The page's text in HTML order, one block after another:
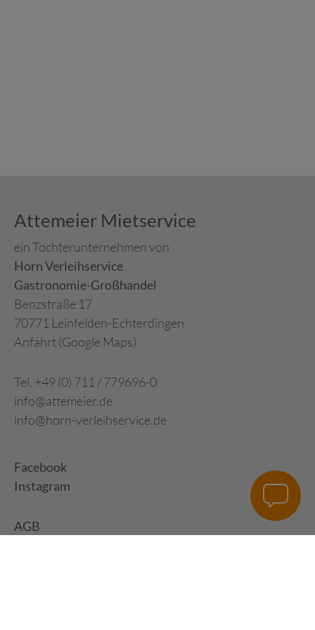
Attemeier Mietservice
ein Tochterunternehmen von
Horn Verleihservice
Gastronomie-Großhandel
Benzstraße 17
70771 Leinfelden-Echterdingen
Anfahrt (Google Maps)
Tel. +49 (0) 711 / 779696-0
info@attemeier.de
info@horn-verleihservice.de
Facebook
Instagram
AGB